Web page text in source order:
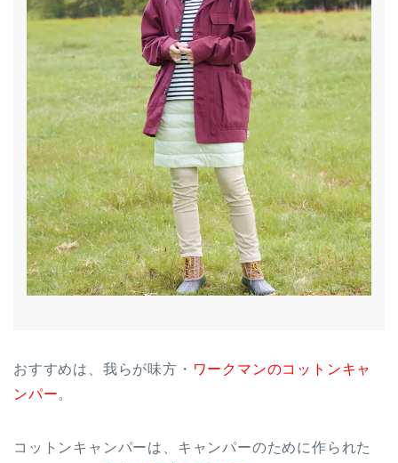
おすすめは、我らが味方・ ワークマンのコットンキャ
ンパー。
コットンキャンパーは、キャンパーのために作られた